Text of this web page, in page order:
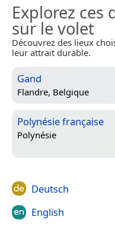
Explorez ces
sur le volet
Découvrez des lieux
leur attrait durable.
Gand
Flandre, Belgique
Polynésie française
Polynésie
Deutsch
English